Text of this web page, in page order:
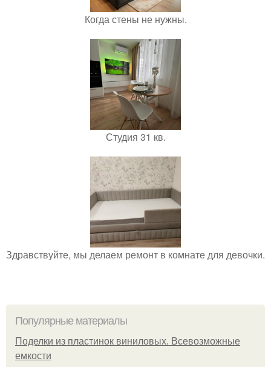
Когда стены не нужны.
Студия 31 кв.
Здравствуйте, мы делаем ремонт в комнате для девочки.
Популярные материалы
Поделки из пластинок виниловых. Всевозможные
емкости